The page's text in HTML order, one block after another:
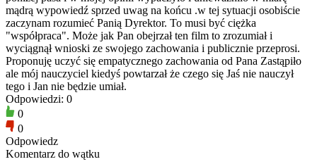
mądrą wypowiedź sprzed uwag na końcu .w tej sytuacji osobiście
zaczynam rozumieć Panią Dyrektor. To musi być ciężka
"współpraca". Może jak Pan obejrzał ten film to zrozumiał i
wyciągnął wnioski ze swojego zachowania i publicznie przeprosi.
Proponuję uczyć się empatycznego zachowania od Pana Zastąpiło
ale mój nauczyciel kiedyś powtarzał że czego się Jaś nie nauczył
tego i Jan nie będzie umiał.
Odpowiedzi: 0
0
0
Odpowiedz
Komentarz do wątku